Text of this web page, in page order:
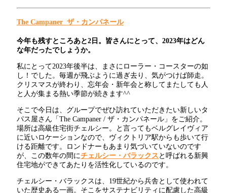
The Campaner ザ・カンパネール
今年も残すところあと2日。皆さんにとって、2023年はどん
な年だったでしょうか。
私にとって2023年後半は、まさにローラー・コースターの如
し！でした。毎週が飛ぶように過ぎ去り、気がつけば師走。
クリスマスが終わり、忘年会・新年会と称してまたしても人
と人が集まる熱い季節が続きます^^
そこで今日は、グループでぜひ訪れていただきたい新しいタ
パス屋さん「The Campaner / ザ・カンパネール」をご紹介。
場所は高級住宅街チェルシー。と言ってもベルグレイヴィア
に近いロケーションなので、ヴィクトリア駅からも歩いて行
ける距離です。ロンドナーもあまり気づいていないのです
が、この数年の間にチェルシー・バラックス と呼ばれる新興
住宅地ができてあたりを活性化しているのです。
チェルシー・バラックスは、19世紀から兵舎として使われて
いた歴史ある一画。そこをサステナビリティに配慮した高級